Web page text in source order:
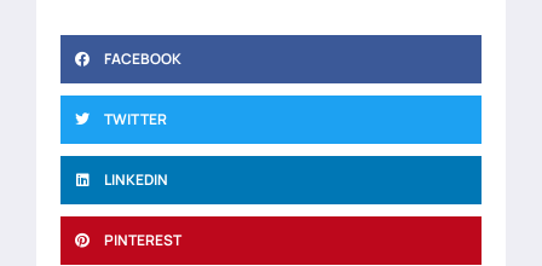
FACEBOOK
TWITTER
LINKEDIN
PINTEREST